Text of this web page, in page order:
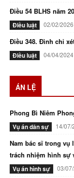
Điều 54 BLHS năm
Điều luật 02/02/2026
Điều 348. Đình chỉ
Điều luật 04/04/2024
ÁN LỆ
Phong Bì Niêm
Vụ án dân sự 14/07/
Nam bác sĩ trong vụ
trách nhiệm hình sự
Vụ án hình sự 03/